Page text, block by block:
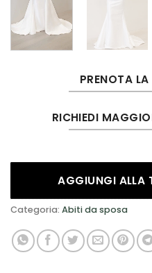
PRENOTA
RICHIEDI
AGGIUNGI ALLA
Categoria: Abiti da sposa